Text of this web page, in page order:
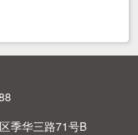
季华三路71号B